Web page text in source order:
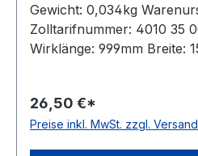
Gewicht: 0,034kg
Zolltarifnummer: 4010 35
Wirklänge: 999mm Breite:
Anfrage antistatisch: ja
Nettopreis
26,50 €*
Preise inkl. MwSt. zzgl.